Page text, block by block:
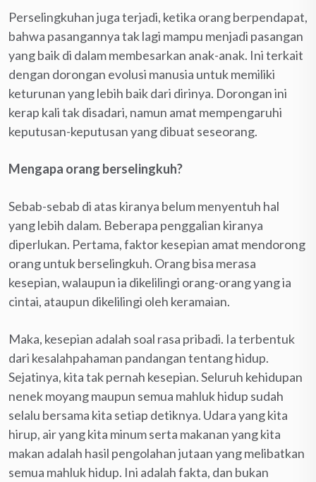
Perselingkuhan juga terjadi, ketika orang berpendapat,
bahwa pasangannya tak lagi mampu menjadi pasangan
yang baik di dalam membesarkan anak-anak. Ini terkait
dengan dorongan evolusi manusia untuk memiliki
keturunan yang lebih baik dari dirinya. Dorongan ini
kerap kali tak disadari, namun amat mempengaruhi
keputusan-keputusan yang dibuat seseorang.
Mengapa orang berselingkuh?
Sebab-sebab di atas kiranya belum menyentuh hal
yang lebih dalam. Beberapa penggalian kiranya
diperlukan. Pertama, faktor kesepian amat mendorong
orang untuk berselingkuh. Orang bisa merasa
kesepian, walaupun ia dikelilingi orang-orang yang ia
cintai, ataupun dikelilingi oleh keramaian.
Maka, kesepian adalah soal rasa pribadi. Ia terbentuk
dari kesalahpahaman pandangan tentang hidup.
Sejatinya, kita tak pernah kesepian. Seluruh kehidupan
nenek moyang maupun semua mahluk hidup sudah
selalu bersama kita setiap detiknya. Udara yang kita
hirup, air yang kita minum serta makanan yang kita
makan adalah hasil pengolahan jutaan yang melibatkan
semua mahluk hidup. Ini adalah fakta, dan bukan